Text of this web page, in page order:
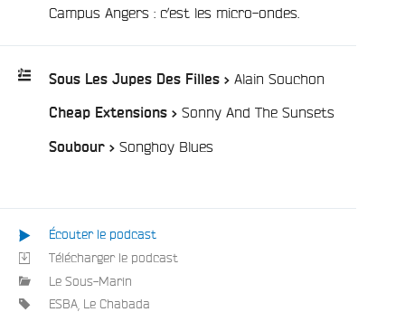
Campus Angers : c’est les micro-ondes.
Playlist
:
Sous Les Jupes Des Filles > Alain Souchon
Cheap Extensions > Sonny And The Sunsets/
Soubour > Songhoy Blues
Écouter le podcast
Télécharger le podcast
Le Sous-Marin
ESBA Le Chabada